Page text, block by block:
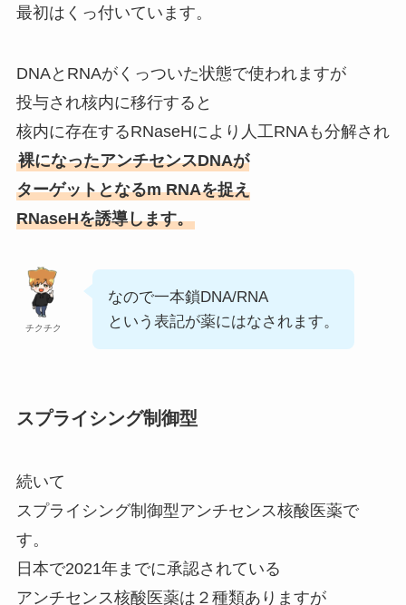
最初はくっ付いています。
DNAとRNAがくっついた状態で使われますが
投与され核内に移行すると
核内に存在するRNaseHにより人工RNAも分解され
裸になったアンチセンスDNAが
ターゲットとなるm RNAを捉え
RNaseHを誘導します。
チクチク
なので一本鎖DNA/RNA
という表記が薬にはなされます。
スプライシング制御型
続いて
スプライシング制御型アンチセンス核酸医薬で
す。
日本で2021年までに承認されている
アンチセンス核酸医薬は２種類ありますが